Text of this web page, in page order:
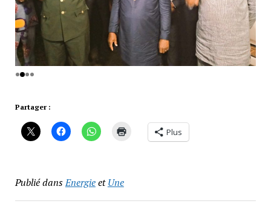
Partager :
Plus
Publié dansEnergieetUne